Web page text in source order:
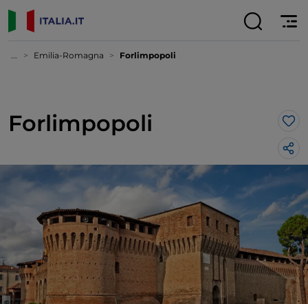
... Emilia-Romagna Forlimpopoli
Forlimpopoli